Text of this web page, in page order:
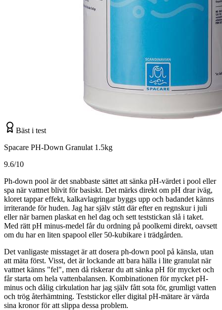
Bäst i test
Spacare PH-Down Granulat 1.5kg
9.6/10
Ph-down pool är det snabbaste sättet att sänka pH-värdet i pool eller
spa när vattnet blivit för basiskt. Det märks direkt om pH drar iväg,
kloret tappar effekt, kalkavlagringar byggs upp och badandet känns
irriterande för huden. Jag har själv stått där efter en regnskur i juli
eller när barnen plaskat en hel dag och sett teststickan slå i taket.
Med rätt pH minus-medel får du ordning på poolkemi direkt, oavsett
om du har en liten spapool eller 50-kubikare i trädgården.
Det vanligaste misstaget är att dosera ph-down pool på känsla, utan
att mäta först. Visst, det är lockande att bara hälla i lite granulat när
vattnet känns "fel", men då riskerar du att sänka pH för mycket och
får starta om hela vattenbalansen. Kombinationen för mycket pH-
minus och dålig cirkulation har jag själv fått sota för, grumligt vatten
och trög återhämtning. Teststickor eller digital pH-mätare är värda
sina kronor för att slippa dessa problem.